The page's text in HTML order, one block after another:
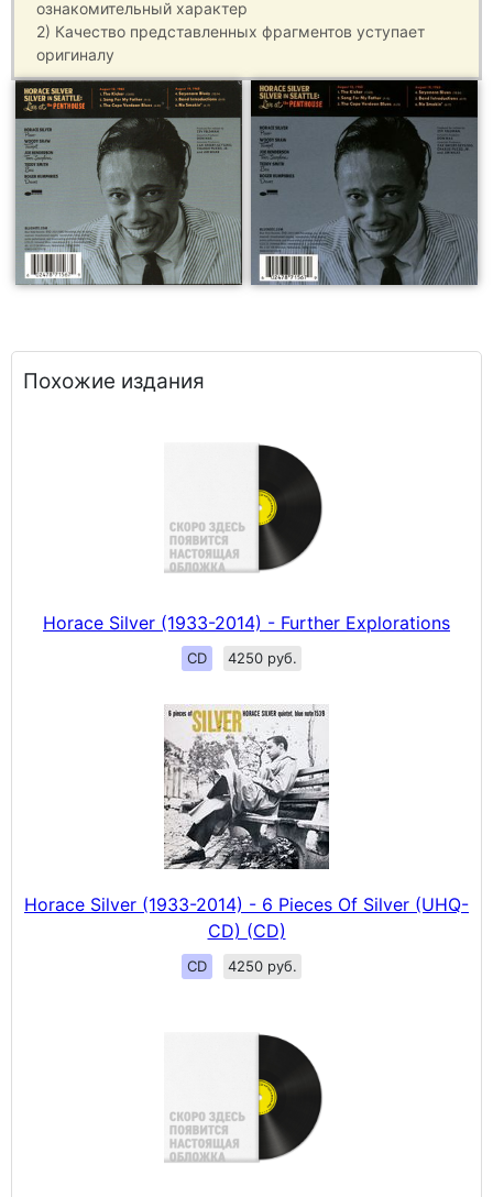
ознакомительный характер
2) Качество представленных фрагментов уступает
оригиналу
Похожие издания
Horace Silver (1933-2014) - Further Explorations
CD 4250 руб.
Horace Silver (1933-2014) - 6 Pieces Of Silver (UHQ-
CD) (CD)
CD 4250 руб.